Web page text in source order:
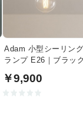
Adam 小型シーリン
ランプ E26｜ブラッ
￥9,900